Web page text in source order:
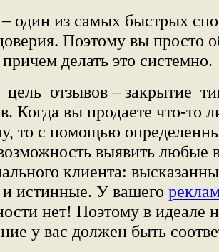
один из самых быстрых
Поэтому вы просто
делать это системно.
цель отзывов – закрытие
Когда вы продаете что-то
то с помощью
выявить любые
клиента:
истинные. У вашего
нет! Поэтому в идеале
у вас должен быть